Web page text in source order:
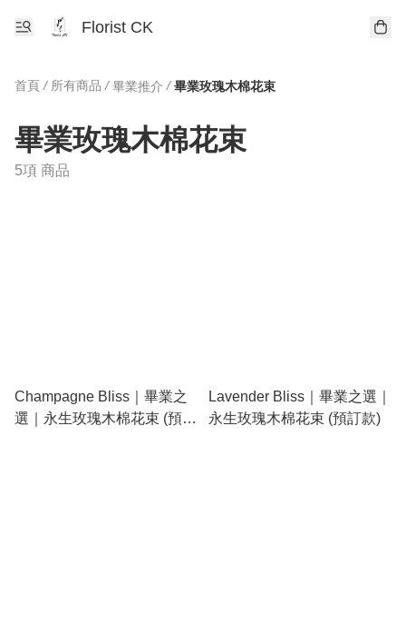
Florist CK
首頁 / 所有商品 / 畢業推介 / 畢業玫瑰木棉花束
畢業玫瑰木棉花束
5項 商品
Champagne Bliss｜畢業之
選｜永生玫瑰木棉花束 (預訂
Lavender Bliss｜畢業之選｜
永生玫瑰木棉花束 (預訂款)